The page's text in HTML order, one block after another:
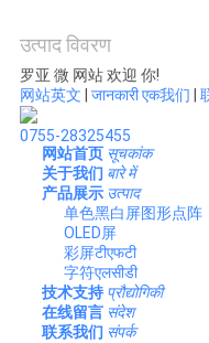
उत्पाद विवरण
罗亚 微 网站 欢迎 你!
网站英文
जानकारी एक我们
0755-28325455
网站首页 सूचकांक
关于我们 बारे में
产品展示 उत्पाद
单色黑白屏图形点阵
OLED屏
彩屏टीएफटी
字符एलसीडी
技术支持 प्रौद्योगिकी
在线留言 संदेश
联系我们 संपर्क